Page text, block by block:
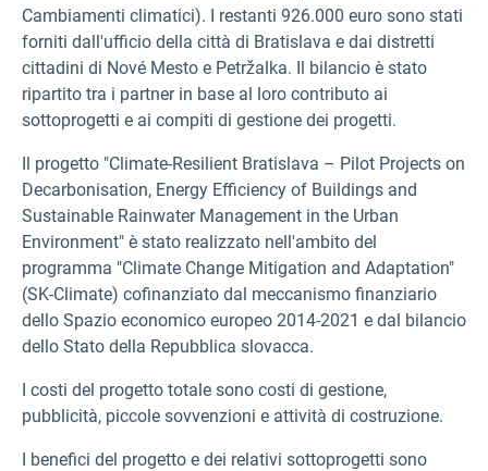
Cambiamenti climatici). I restanti 926.000 euro sono stati
forniti dall'ufficio della città di Bratislava e dai distretti
cittadini di Nové Mesto e Petržalka. Il bilancio è stato
ripartito tra i partner in base al loro contributo ai
sottoprogetti e ai compiti di gestione dei progetti.
Il progetto "Climate-Resilient Bratislava – Pilot Projects on
Decarbonisation, Energy Efficiency of Buildings and
Sustainable Rainwater Management in the Urban
Environment" è stato realizzato nell'ambito del
programma "Climate Change Mitigation and Adaptation"
(SK-Climate) cofinanziato dal meccanismo finanziario
dello Spazio economico europeo 2014-2021 e dal bilancio
dello Stato della Repubblica slovacca.
I costi del progetto totale sono costi di gestione,
pubblicità, piccole sovvenzioni e attività di costruzione.
I benefici del progetto e dei relativi sottoprogetti sono